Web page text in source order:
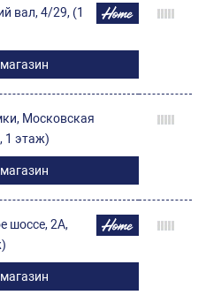
вал, 4/29, (1
Московская
1 этаж)
шоссе, 2А,